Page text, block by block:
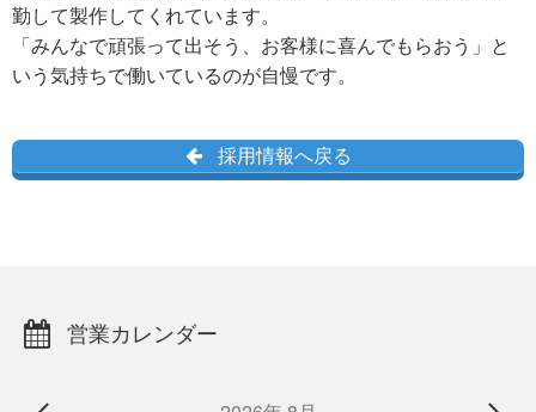
勤して製作してくれています。
「みんなで頑張って出そう、お客様に喜んでもらおう」と
いう気持ちで働いているのが自慢です。
採用情報へ戻る
営業カレンダー